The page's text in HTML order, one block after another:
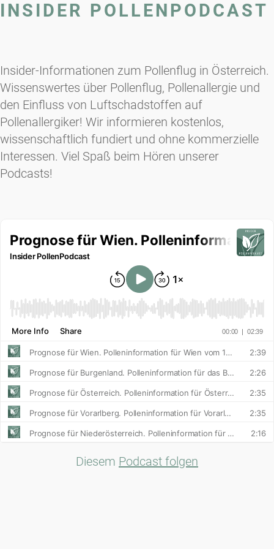
INSIDER POLLENPODCAST
Insider-Informationen zum Pollenflug in Österreich.
Wissenswertes über Pollenflug, Pollenallergie und
den Einfluss von Luftschadstoffen auf
Pollenallergiker! Wir informieren kostenlos,
wissenschaftlich fundiert und ohne kommerzielle
Interessen. Viel Spaß beim Hören unserer
Podcasts!
Diesem Podcast folgen